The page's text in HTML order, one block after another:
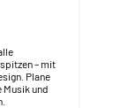
– mit
Plane
Musik und